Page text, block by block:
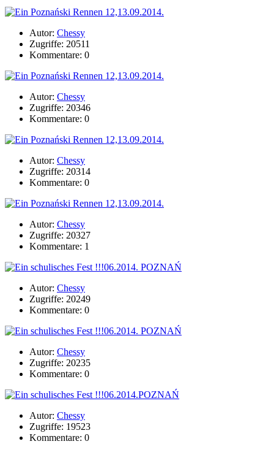
Autor: Chessy
Zugriffe: 20511
Kommentare: 0
Autor: Chessy
Zugriffe: 20346
Kommentare: 0
Autor: Chessy
Zugriffe: 20314
Kommentare: 0
Autor: Chessy
Zugriffe: 20327
Kommentare: 1
Autor: Chessy
Zugriffe: 20249
Kommentare: 0
Autor: Chessy
Zugriffe: 20235
Kommentare: 0
Autor: Chessy
Zugriffe: 19523
Kommentare: 0